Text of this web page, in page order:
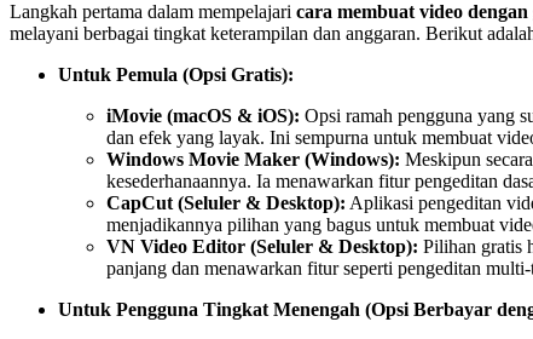
Langkah pertama dalam mempelajari cara membuat video
melayani berbagai tingkat keterampilan dan anggaran. Berikut
Untuk Pemula (Opsi Gratis):
iMovie (macOS & iOS): Opsi ramah pengguna yang
dan efek yang layak. Ini sempurna untuk membuat
Windows Movie Maker (Windows): Meskipun
kesederhanaannya. Ia menawarkan fitur pengeditan
CapCut (Seluler & Desktop): Aplikasi pengeditan
menjadikannya pilihan yang bagus untuk membuat
VN Video Editor (Seluler & Desktop): Pilihan gratis
panjang dan menawarkan fitur seperti pengeditan
Untuk Pengguna Tingkat Menengah (Opsi Berbayar